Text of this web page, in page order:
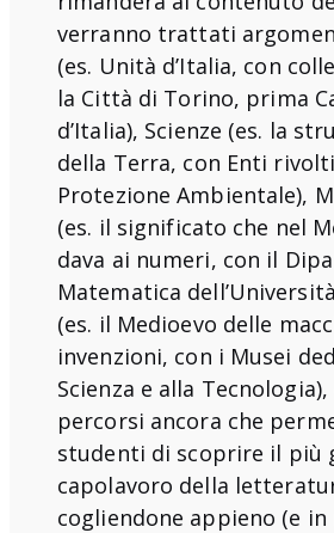
verranno trattati
(es. Unità d’Italia, con
la Città di Torino, prima
d’Italia), Scienze (es. la
della Terra, con Enti
Protezione Ambientale),
(es. il significato che nel
dava ai numeri, con il
Matematica
(es. il Medioevo delle
invenzioni, con i Musei
Scienza e alla
percorsi ancora che
studenti di scoprire il più
capolavoro della
cogliendone appieno (e in